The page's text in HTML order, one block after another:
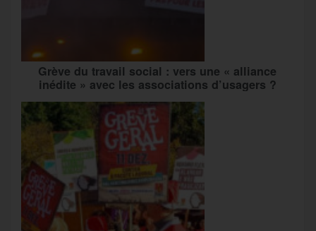
Grève du travail social : vers une « alliance
inédite » avec les associations d’usagers ?